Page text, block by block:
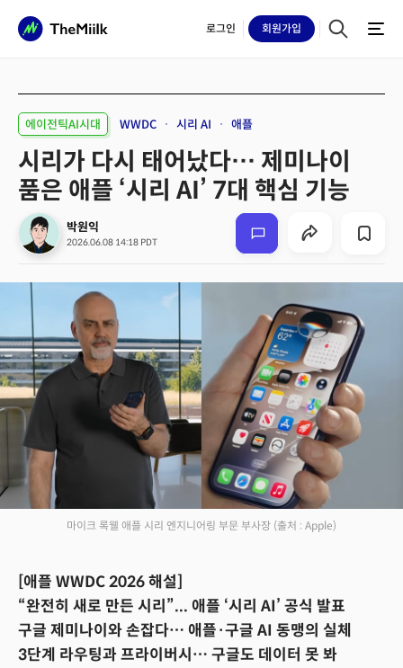
로그인 회원가입
에이전틱AI시대 WWDC 시리 AI 애플
시리가 다시 태어났다… 제미나이
품은 애플 ‘시리 AI’ 7대 핵심 기능
박원익
2026.06.08 14:18 PDT
마이크 록웰 애플 시리 엔지니어링 부문 부사장 (출처 : Apple)
[애플 WWDC 2026 해설]
“완전히 새로 만든 시리”... 애플 ‘시리 AI’ 공식 발표
구글 제미나이와 손잡다… 애플·구글 AI 동맹의 실체
3단계 라우팅과 프라이버시… 구글도 데이터 못 봐